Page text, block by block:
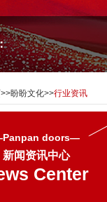
>>盼盼文化>>行业资讯
doors—
新闻资讯中心
Center